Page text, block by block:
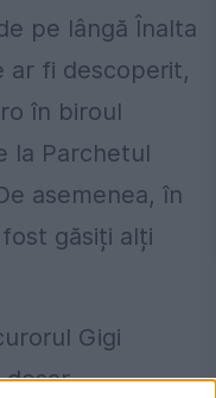
pe lângă Înalta
ar fi descoperit,
în biroul
la Parchetul
asemenea, în
găsiți alți
Gigi